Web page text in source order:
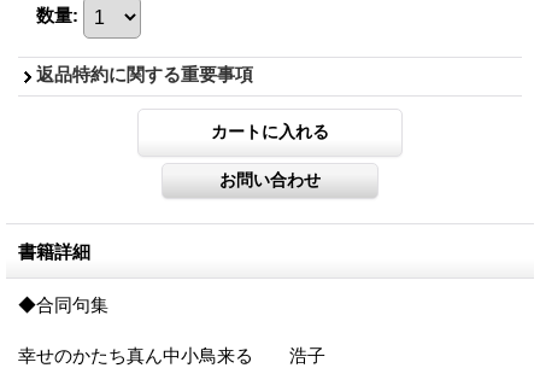
数量:
返品特約に関する重要事項
書籍詳細
◆合同句集
幸せのかたち真ん中小鳥来る 浩子